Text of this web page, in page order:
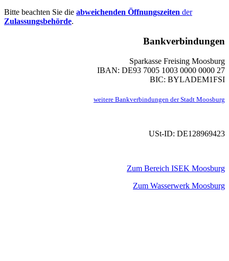
Bitte beachten Sie die abweichenden Öffnungszeiten der
Zulassungsbehörde.
Bankverbindungen
Sparkasse Freising Moosburg
IBAN: DE93 7005 1003 0000 0000 27
BIC: BYLADEM1FSI
weitere Bankverbindungen der Stadt Moosburg
USt-ID: DE128969423
Zum Bereich ISEK Moosburg
Zum Wasserwerk Moosburg